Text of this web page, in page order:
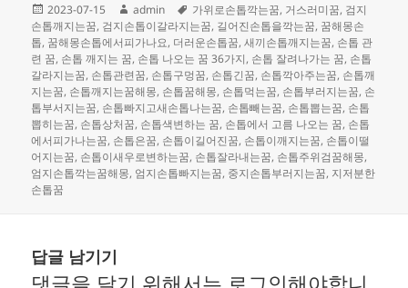
작
성
일
자
2023-07-15
글
쓴
이
admin
태
그
가위로손톱깍는꿈, 거스러미꿈, 검지
손톱깨지는꿈, 검지손톱이갈라지는꿈, 길어진손톱을깍는꿈, 꿈해몽손
톱, 꿈해몽손톱에서피가나요, 더러운손톱꿈,새끼손톱깨지는꿈, 손톱 관
련 꿈, 손톱 깨지는 꿈, 손톱 나오는 꿈 36가지, 손톱 잘려나가는 꿈, 손톱
갈라지는꿈, 손톱관련꿈, 손톱구멍꿈, 손톱긴꿈, 손톱깍아주는꿈, 손톱깨
지는꿈, 손톱깨지는꿈해몽, 손톱꿈해몽, 손톱먹는꿈, 손톱부러지는꿈, 손
톱부서지는꿈, 손톱빠지고새손톱나는꿈, 손톱빼는꿈, 손톱뽑는꿈, 손톱
뽑히는꿈, 손톱상처꿈, 손톱색변하는 꿈, 손톱에서 고름 나오는 꿈, 손톱
에서피가나는꿈, 손톱은꿈, 손톱이길어진꿈, 손톱이깨지는꿈, 손톱이떨
어지는꿈, 손톱이새우로변하는꿈, 손톱잘라내는꿈, 손톱주위검꿈해몽,
엄지손톱깍는꿈해몽, 엄지손톱빠지는꿈, 중지손톱부러지는꿈, 지저분한
손톱꿈
답글 남기기
댓글을 달기 위해서는 로그인해야합니